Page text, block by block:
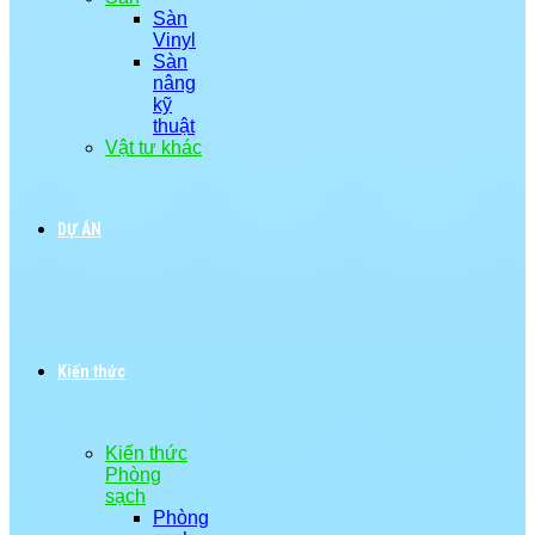
Sàn
Vinyl
Sàn
nâng
kỹ
thuật
Vật tư khác
DỰ ÁN
Kiến thức
Kiến thức
Phòng
sạch
Phòng